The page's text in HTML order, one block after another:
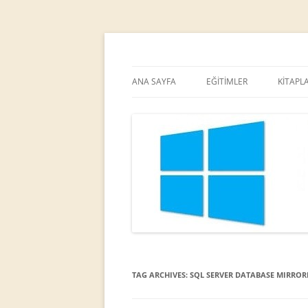
ANA SAYFA EĞİTİMLER
TAG ARCHIVES: SQL SERVER DATABASE